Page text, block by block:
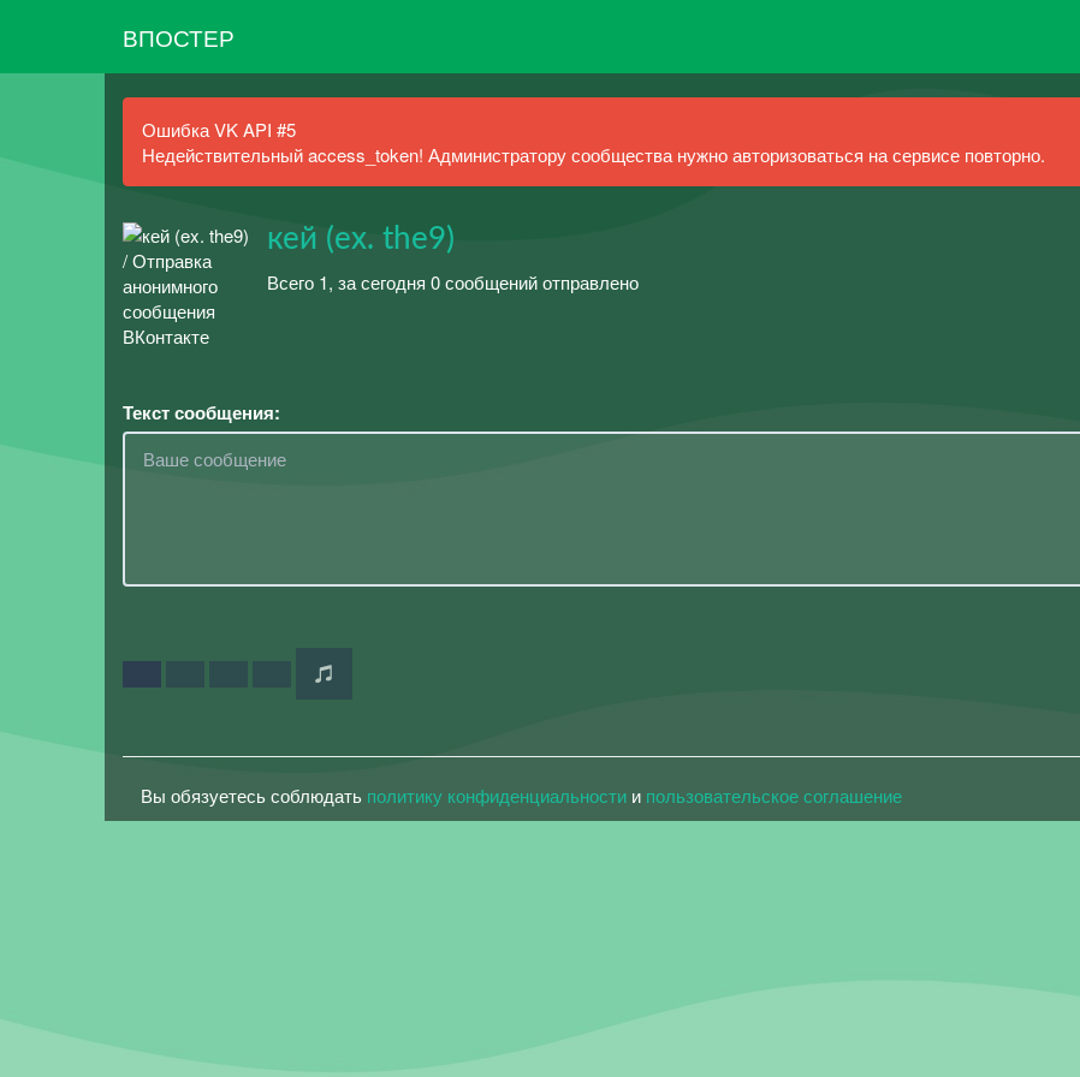
ВПОСТЕР
Ошибка VK API #5
Недействительный access_token! Администратору сообщества нужно авторизоваться на сервисе повторно.
кей (ex. the9)
Всего 1, за сегодня 0 сообщений отправлено
Текст сообщения:
Вы обязуетесь соблюдать политику конфиденциальности и пользовательское соглашение